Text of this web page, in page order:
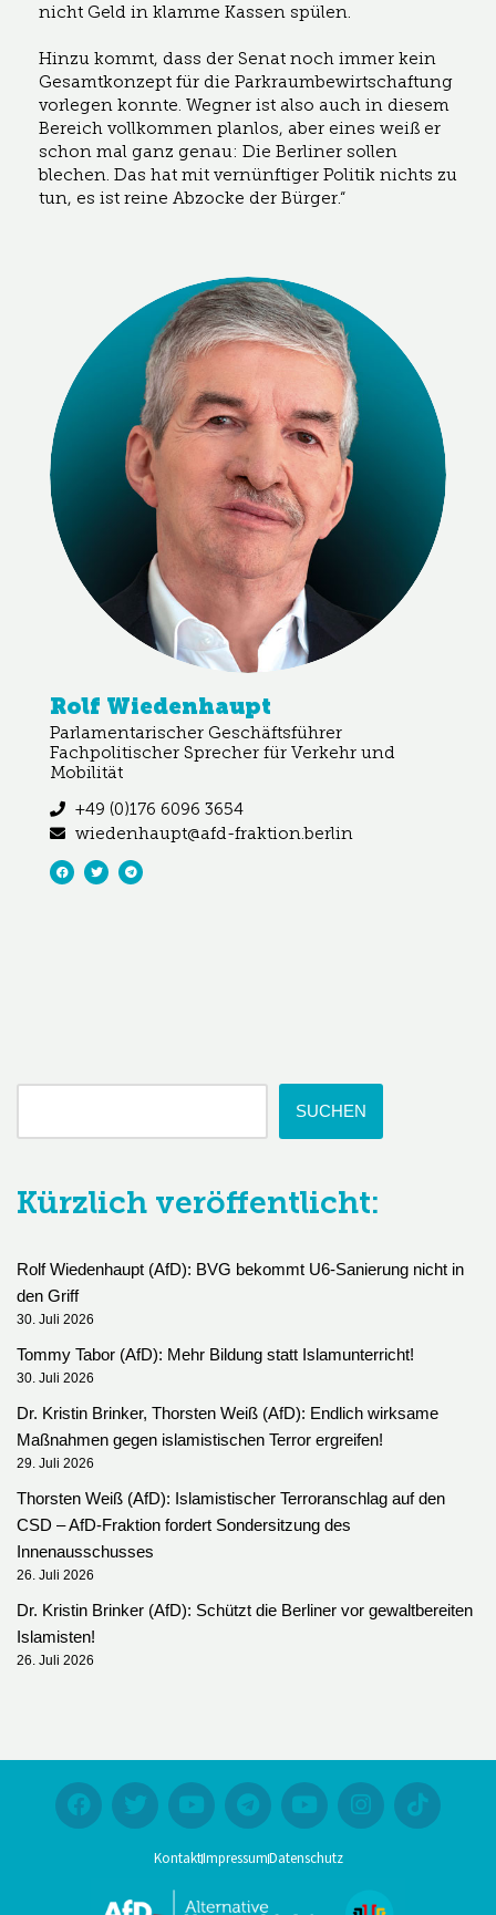
nicht Geld in klamme Kassen spülen.
Hinzu kommt, dass der Senat noch immer kein
Gesamtkonzept für die Parkraumbewirtschaftung
vorlegen konnte. Wegner ist also auch in diesem
Bereich vollkommen planlos, aber eines weiß er
schon mal ganz genau: Die Berliner sollen
blechen. Das hat mit vernünftiger Politik nichts zu
tun, es ist reine Abzocke der Bürger.“
Rolf Wiedenhaupt
Parlamentarischer Geschäftsführer
Fachpolitischer Sprecher für Verkehr und
Mobilität
+49 (0)176 6096 3654
wiedenhaupt@afd-fraktion.berlin
SUCHEN
Kürzlich veröffentlicht:
Rolf Wiedenhaupt (AfD): BVG bekommt U6-Sanierung nicht in
den Griff
30. Juli 2026
Tommy Tabor (AfD): Mehr Bildung statt Islamunterricht!
30. Juli 2026
Dr. Kristin Brinker, Thorsten Weiß (AfD): Endlich wirksame
Maßnahmen gegen islamistischen Terror ergreifen!
29. Juli 2026
Thorsten Weiß (AfD): Islamistischer Terroranschlag auf den
CSD – AfD-Fraktion fordert Sondersitzung des
Innenausschusses
26. Juli 2026
Dr. Kristin Brinker (AfD): Schützt die Berliner vor gewaltbereiten
Islamisten!
26. Juli 2026
KontaktImpressumDatenschutz